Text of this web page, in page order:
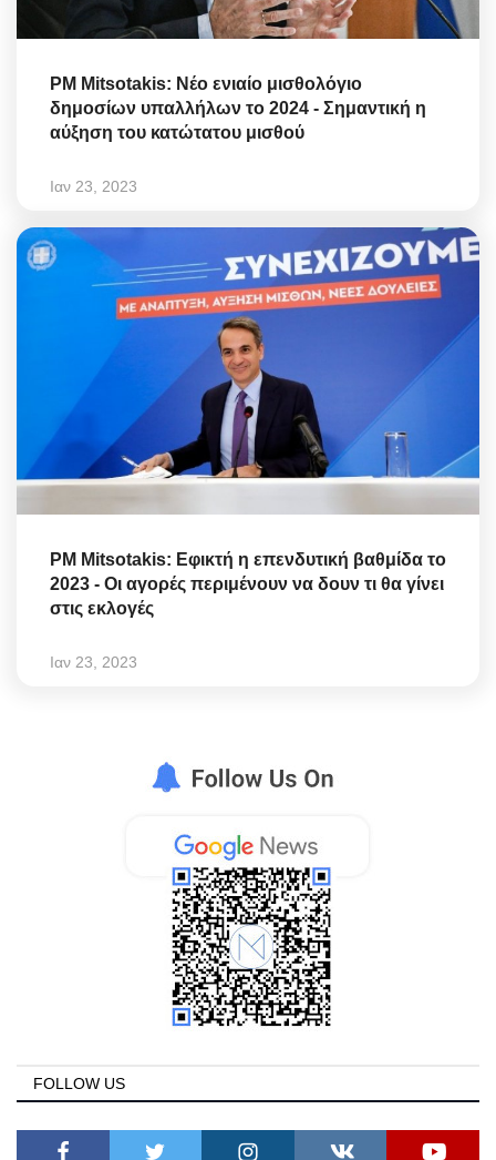
PM Mitsotakis: Νέο ενιαίο μισθολόγιο
δημοσίων υπαλλήλων το 2024 - Σημαντική η
αύξηση του κατώτατου μισθού
Ιαν 23, 2023
PM Mitsotakis: Εφικτή η επενδυτική βαθμίδα το
2023 - Οι αγορές περιμένουν να δουν τι θα γίνει
στις εκλογές
Ιαν 23, 2023
FOLLOW US